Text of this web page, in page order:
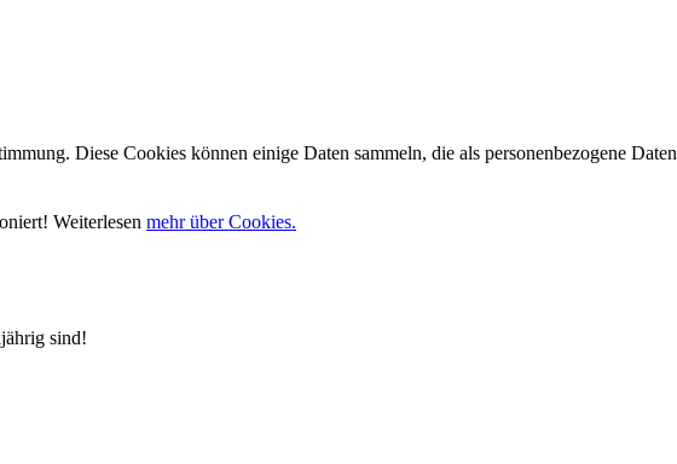
Diese Cookies können einige Daten sammeln, die als personenbezogene
Weiterlesen mehr über Cookies.
sind!